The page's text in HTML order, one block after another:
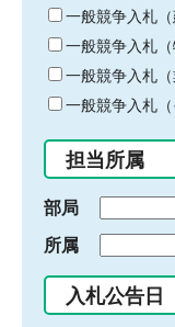
キ
ー
ワ
ー
ド
入
力
一般競争入札（
一般競争入札（
一般競争入札（
一般競争入札（
担当所属
部局
所属
入札公告日